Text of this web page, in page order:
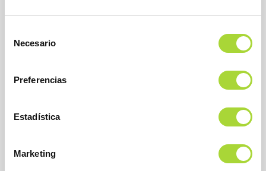
Necesario
Preferencias
Estadística
Marketing
28027 Madrid